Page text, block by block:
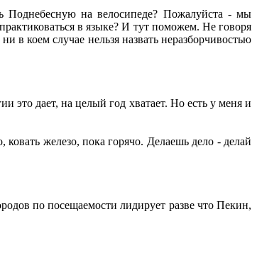
Поднебесную на велосипеде? Пожалуйста - мы
в языке? И тут поможем. Не говоря
коем случае нельзя назвать неразборчивостью
это дает, на целый год хватает. Но есть у меня и
ковать железо, пока горячо. Делаешь дело - делай
по посещаемости лидирует разве что Пекин,